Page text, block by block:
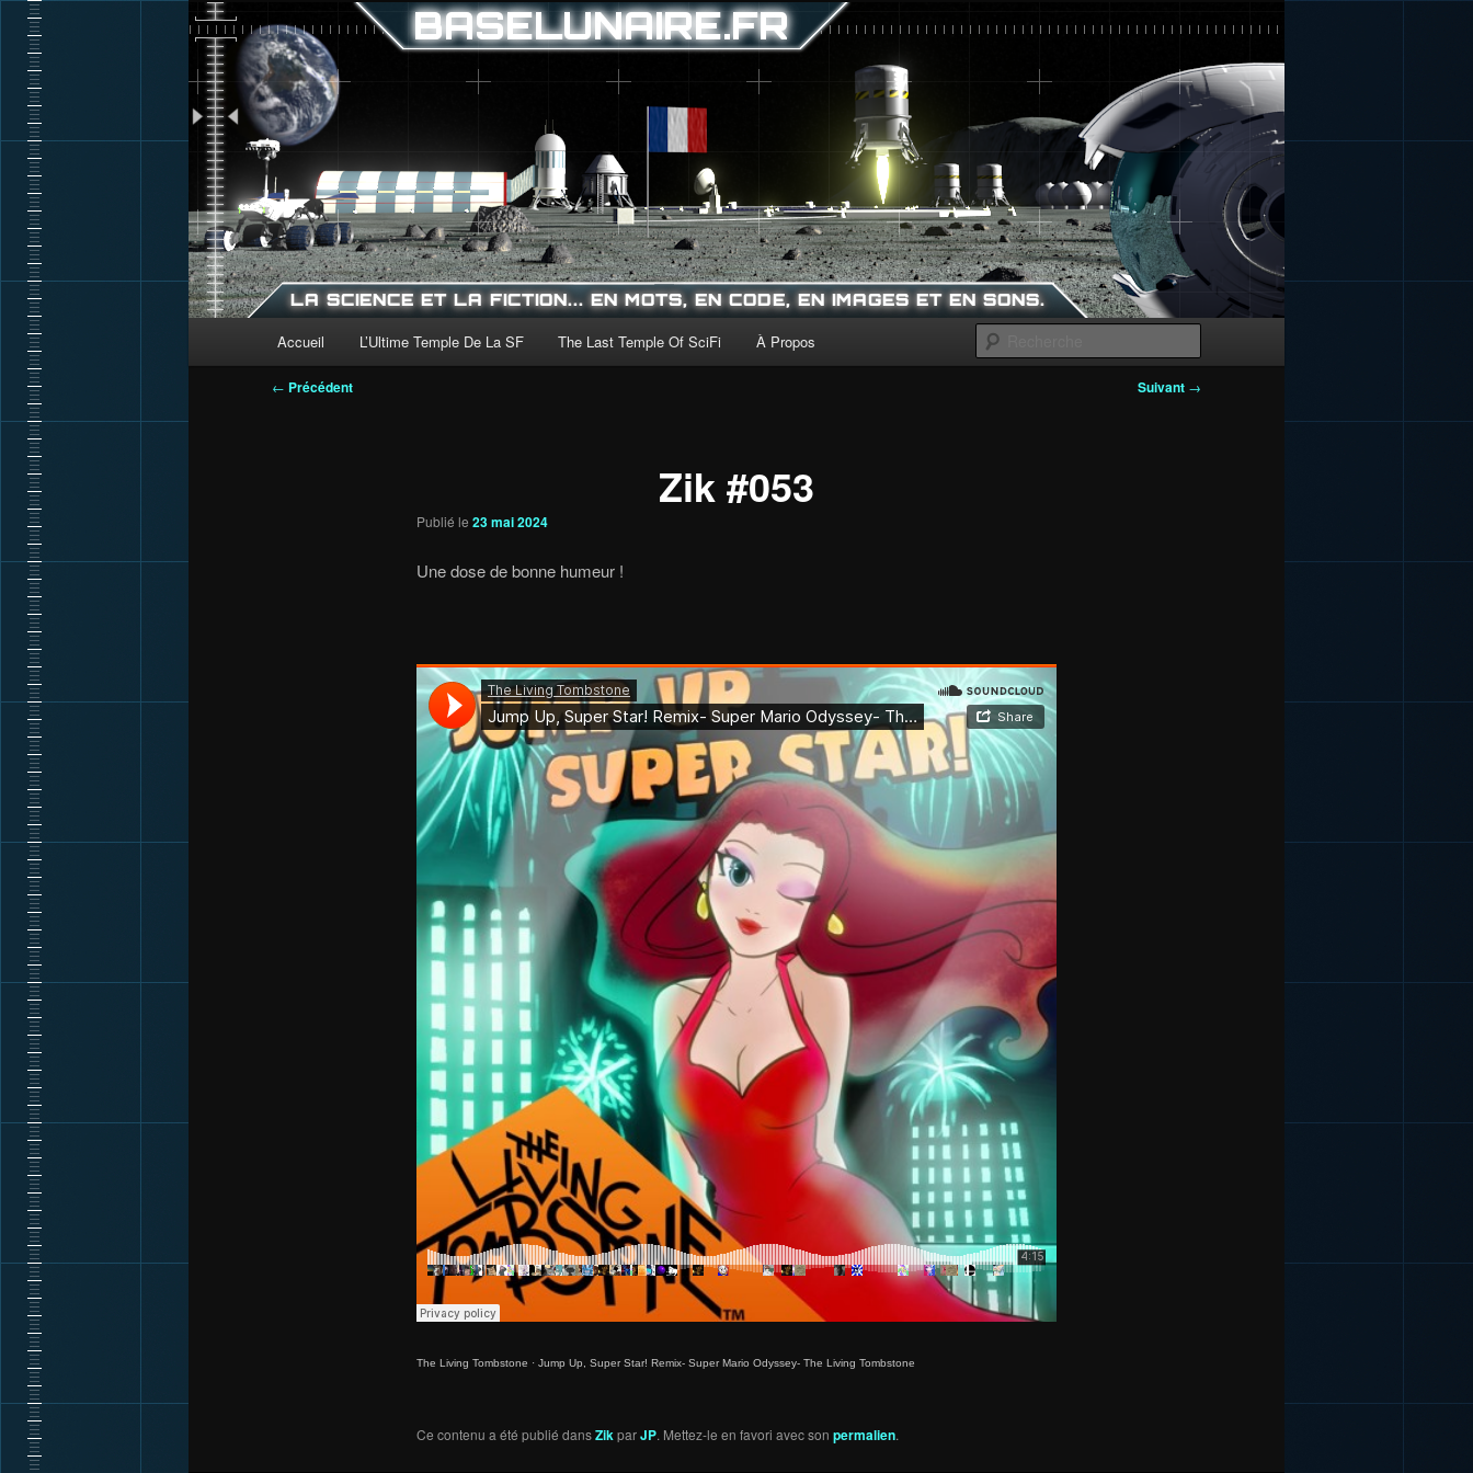
Aller
au
contenu
principal
Accueil L’Ultime Temple De La SF The Last Temple Of SciFi À Propos
Navigation
← Précédent Suivant →
Zik #053
Publié le 23 mai 2024
Une dose de bonne humeur !
The Living Tombstone · Jump Up, Super Star! Remix- Super Mario Odyssey- The Living Tombstone
Ce contenu a été publié dansZikparJP. Mettez-le en favori avec son permalien.